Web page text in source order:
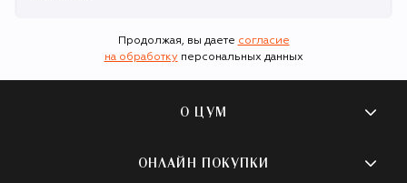
Продолжая, вы даете согласие
на обработку персональных данных
О ЦУМ
О магазине
ОНЛАЙН ПОКУПКИ